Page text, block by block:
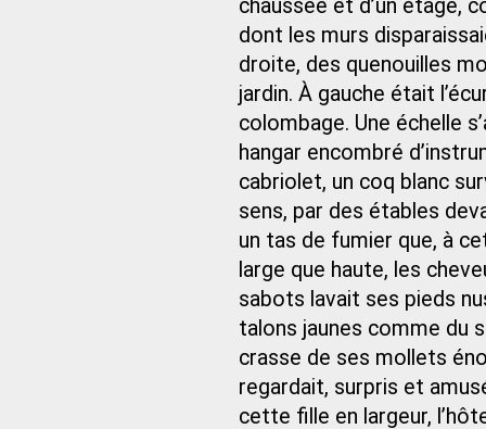
chaussée et d’un étage,
dont les murs
droite, des quenouilles
jardin. À gauche était
colombage. Une échelle
hangar encombré
cabriolet, un coq blanc
sens, par des étables
un tas de fumier que, à
large que haute, les
sabots lavait ses pieds
talons jaunes comme du
crasse de ses mollets
regardait, surpris et
cette fille en largeur,